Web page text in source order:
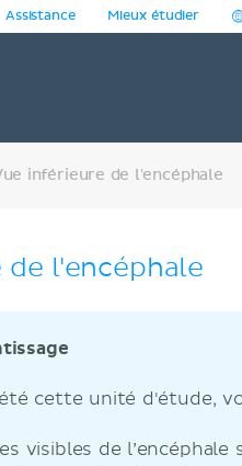
Assistance Mieux étudier
inférieure de l'encéphale
l'encéphale
cette unité d'étude,
visibles de l’encéphale